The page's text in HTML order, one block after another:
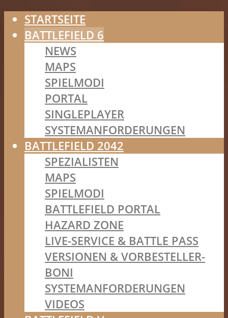
STARTSEITE
BATTLEFIELD 6
NEWS
MAPS
SPIELMODI
PORTAL
SINGLEPLAYER
SYSTEMANFORDERUNGEN
BATTLEFIELD 2042
SPEZIALISTEN
MAPS
SPIELMODI
BATTLEFIELD PORTAL
HAZARD ZONE
LIVE-SERVICE & BATTLE PASS
VERSIONEN & VORBESTELLER-
BONI
SYSTEMANFORDERUNGEN
VIDEOS